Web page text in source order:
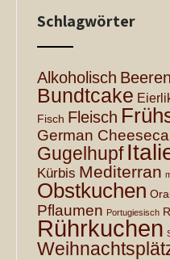
Schlagwörter
Alkoholisch Beeren
Bundtcake
Fisch Fleisch
German
Gugelhupf
Kürbis Mediterran
Obstkuchen
Pflaumen Portugiesisch
Rührkuchen